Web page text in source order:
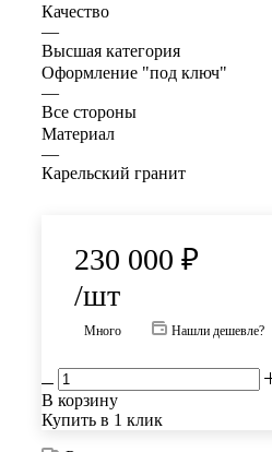
Качество
—
Высшая категория
Оформление "под ключ"
—
Все стороны
Материал
—
Карельский гранит
230 000 ₽
/шт
Много Нашли дешевле?
В корзину
Купить в 1 клик